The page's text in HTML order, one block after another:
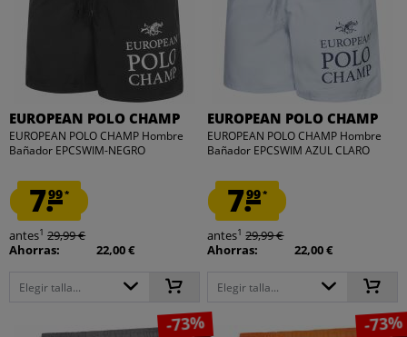
EUROPEAN POLO CHAMP
EUROPEAN POLO CHAMP Hombre
Bañador EPCSWIM-NEGRO
7.99*
antes1 29,99 €
Ahorras:
22,00 €
Elegir talla...
EUROPEAN POLO CHAMP
EUROPEAN POLO CHAMP Hombre
Bañador EPCSWIM AZUL CLARO
7.99*
antes1 29,99 €
Ahorras:
22,00 €
Elegir talla...
-73% -73%